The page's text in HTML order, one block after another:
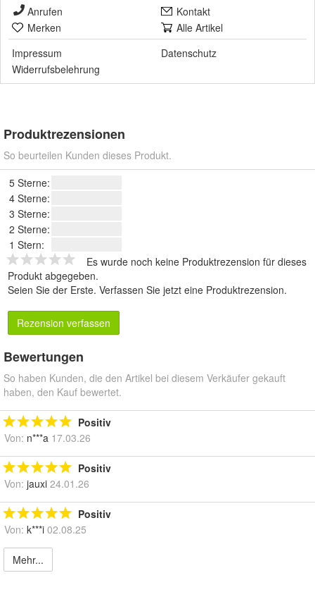
Anrufen
Kontakt
Merken
Alle Artikel
Impressum
Datenschutz
Widerrufsbelehrung
Produktrezensionen
So beurteilen Kunden dieses Produkt.
5 Sterne:
4 Sterne:
3 Sterne:
2 Sterne:
1 Stern:
Es wurde noch keine Produktrezension für dieses
Produkt abgegeben.
Seien Sie der Erste. Verfassen Sie jetzt eine Produktrezension.
Rezension verfassen
Bewertungen
So haben Kunden, die den Artikel bei diesem Verkäufer gekauft
haben, den Kauf bewertet.
Positiv
Von: n***a 17.03.26
Positiv
Von: jauxi 24.01.26
Positiv
Von: k***i 02.08.25
Mehr...